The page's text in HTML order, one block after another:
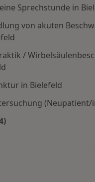
Sprechstunde in
von akuten
/
in Bielefeld
(Neupatient/